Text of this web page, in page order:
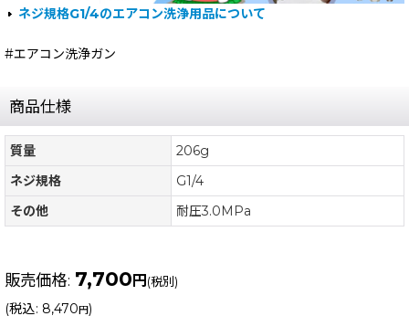
ネジ規格G1/4のエアコン洗浄用品について
#エアコン洗浄ガン
商品仕様
質量
206g
ネジ規格
G1/4
その他
耐圧3.0MPa
販売価格: 7,700 円 (税別)
(税込: 8,470 円)